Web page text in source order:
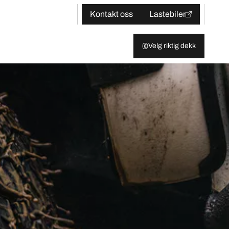
Kontakt oss Lastebiler
Velg riktig dekk